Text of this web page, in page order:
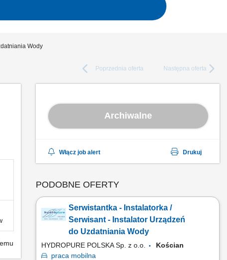
Wody
Poprzednia oferta Następna oferta
Archiwalne
Włącz job alert Drukuj
PODOBNE OFERTY
Serwistantka - Instalatorka /
Serwisant - Instalator Urządzeń
do Uzdatniania Wody
HYDROPURE POLSKA Sp. z o.o.
Kościan
praca mobilna